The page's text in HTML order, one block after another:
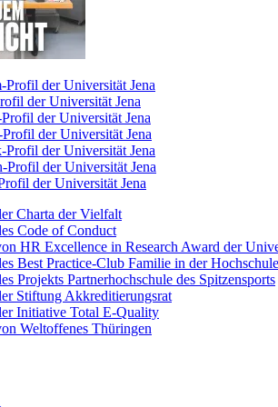
Profil der Universität Jena
der Universität Jena
der Universität Jena
der Universität Jena
Profil der Universität Jena
Profil der Universität Jena
der Universität Jena
Charta der Vielfalt
Code of Conduct
HR Excellence in Research Award der
Best Practice-Club Familie in der Hochschule
Projekts Partnerhochschule des Spitzensports
Stiftung Akkreditierungsrat
Initiative Total E-Quality
Weltoffenes Thüringen